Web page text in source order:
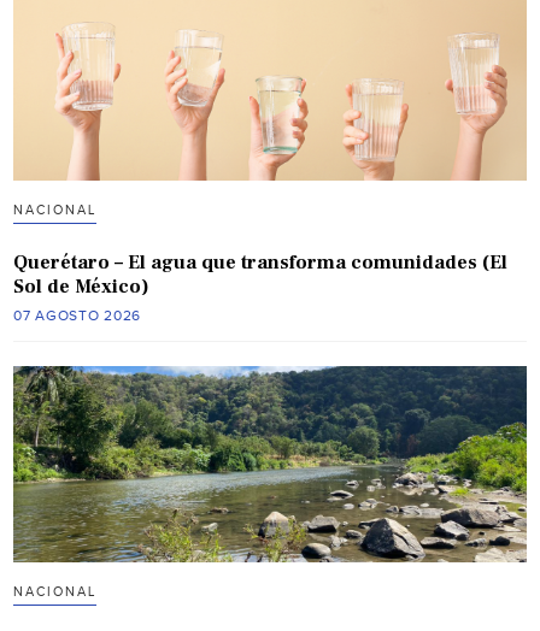
NACIONAL
Querétaro – El agua que transforma comunidades (El
Sol de México)
07 AGOSTO 2026
NACIONAL